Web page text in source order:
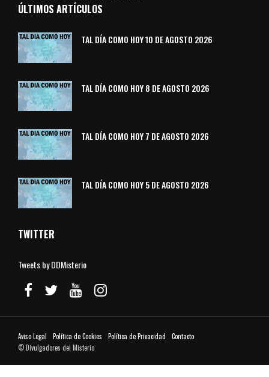
ÚLTIMOS ARTÍCULOS
TAL DÍA COMO HOY 10 DE AGOSTO 2026
TAL DÍA COMO HOY 8 DE AGOSTO 2026
TAL DÍA COMO HOY 7 DE AGOSTO 2026
TAL DÍA COMO HOY 5 DE AGOSTO 2026
TWITTER
Tweets by DDMisterio
Aviso Legal Política de Cookies Política de Privacidad
Contacto
© Divulgadores del Misterio